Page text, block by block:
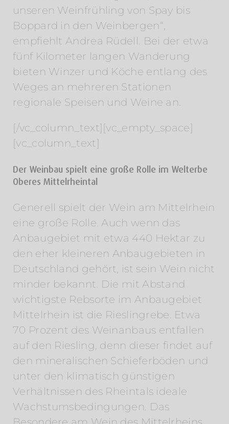
unseren Weinfrühling von Spay bis
Boppard in den Weinbergen“,
empfiehlt Andrea Rüdell. Bei der etwa
fünf Kilometer langen Wanderung
bieten Winzer und Köche entlang des
Weges an mehreren Stationen
regionale Speisen und Weine an.
[/vc_column_text][vc_empty_space]
[vc_column_text]
Der Weinbau spielt eine große Rolle im Welterbe
Oberes Mittelrheintal
Generell spielt der Wein am Mittelrhein
eine große Rolle. Auch wenn das
Anbaugebiet mit etwa 440 Hektar zu
den eher kleineren Anbaugebieten in
Deutschland gehört, ist sein Wein nicht
minder bekannt. Die mit Abstand
wichtigste Rebsorte im Anbaugebiet
Mittelrhein ist die Rieslingrebe. Etwa
70 Prozent des Weinanbaus entfallen
auf den Riesling, denn dieser findet auf
den mineralischen Schieferböden und
unter den klimatisch günstigen
Verhältnissen des Rheintals ideale
Wachstumsbedingungen. Das